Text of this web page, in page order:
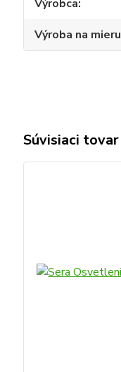
Výrobca
Výroba na mieru
Súvisiaci tovar